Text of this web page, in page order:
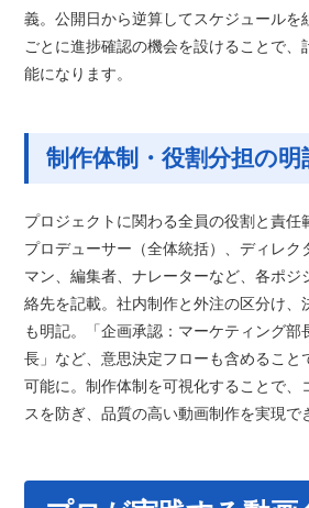
義。公開日から逆算してスケジュールを
ごとに進捗確認の機会を設けることで、
能になります。
制作体制・役割分担の明
プロジェクトに関わる全員の役割と責任
プロデューサー（全体統括）、ディレク
マン、編集者、ナレーターなど、各ポジ
絡先を記載。社内制作と外注の区分け、
も明記。「企画承認：マーケティング部
長」など、意思決定フローも含めること
可能に。制作体制を可視化することで、
スを防ぎ、品質の高い動画制作を実現で